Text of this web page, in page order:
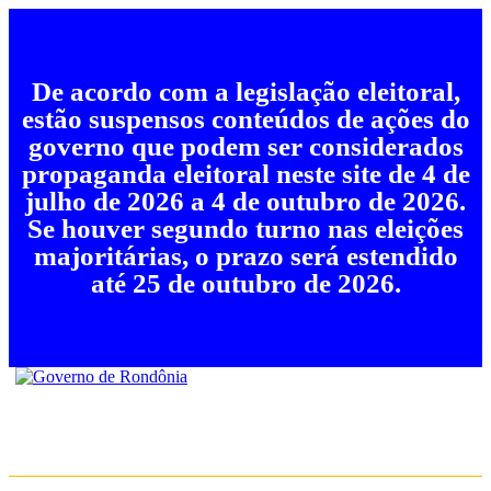
De acordo com a legislação eleitoral,
estão suspensos conteúdos de ações do
governo que podem ser considerados
propaganda eleitoral neste site de 4 de
julho de 2026 a 4 de outubro de 2026.
Se houver segundo turno nas eleições
majoritárias, o prazo será estendido
até 25 de outubro de 2026.